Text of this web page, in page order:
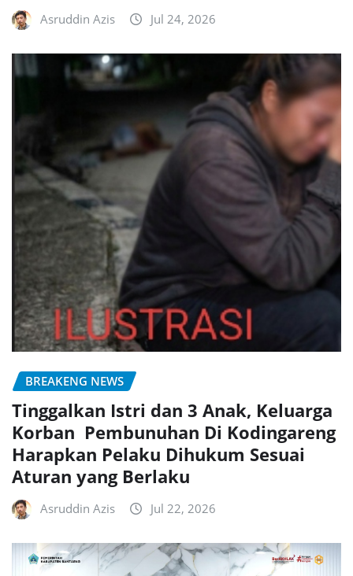
Asruddin Azis Jul 24, 2026
BREAKENG NEWS
Tinggalkan Istri dan 3 Anak, Keluarga
Korban Pembunuhan Di Kodingareng
Harapkan Pelaku Dihukum Sesuai
Aturan yang Berlaku
Asruddin Azis Jul 22, 2026